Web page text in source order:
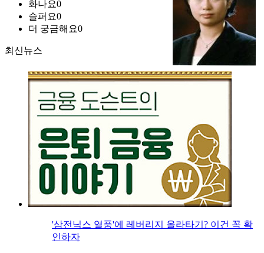
화나요0
슬퍼요0
더 궁금해요0
최신뉴스
'삼전닉스 열풍'에 레버리지 올라타기? 이건 꼭 확
인하자